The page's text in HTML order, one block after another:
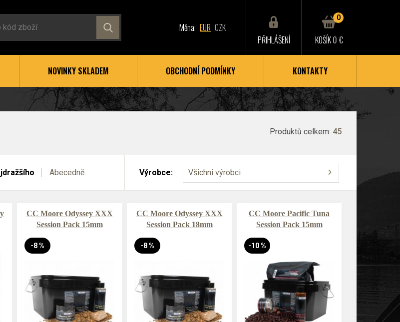
Měna: EUR CZK
PŘIHLÁŠENÍ
0
KOŠÍK0 €
NOVINKY SKLADEM OBCHODNÍ PODMÍNKY KONTAKTY
Produktů celkem: 45
Abecedně Výrobce: Všichni výrobci
CC Moore Odyssey XXX
Session Pack 15mm
-8 %
CC Moore Odyssey XXX
Session Pack 18mm
-8 %
CC Moore Pacific Tuna
Session Pack 15mm
-10 %